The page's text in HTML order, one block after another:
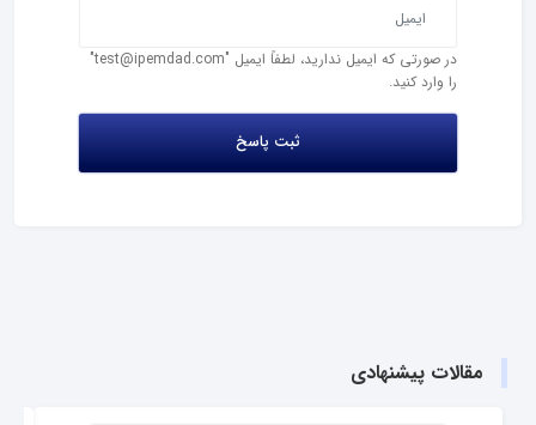
در صورتی که ایمیل ندارید، لطفاً ایمیل "test@ipemdad.com"
را وارد کنید.
مقالات پیشنهادی